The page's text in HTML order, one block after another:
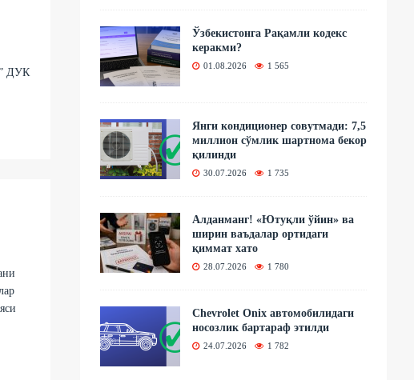
ДУК
Ўзбекистонга Рақамли кодекс
керакми?
01.08.2026 1 565
Янги кондиционер совутмади: 7,5
миллион сўмлик шартнома бекор
қилинди
30.07.2026 1 735
Алданманг! «Ютуқли ўйин» ва
ширин ваъдалар ортидаги
қиммат хато
28.07.2026 1 780
Chevrolet Onix автомобилидаги
носозлик бартараф этилди
24.07.2026 1 782